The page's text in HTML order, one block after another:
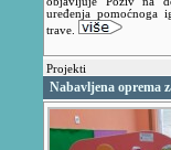
uređenja pomoćnoga
trave.
Projekti
Nabavljena oprema